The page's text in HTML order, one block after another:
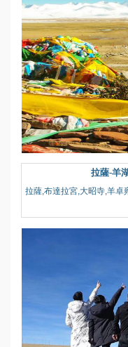
拉薩-羊
拉薩,布達拉宮,大昭寺,羊卓